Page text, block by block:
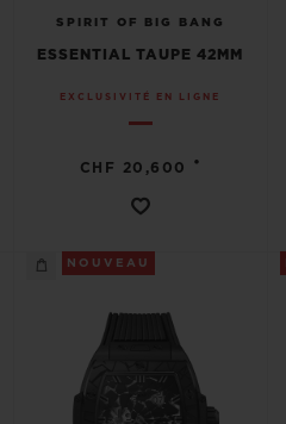
SPIRIT OF BIG BANG
ESSENTIAL TAUPE 42MM
EXCLUSIVITÉ EN LIGNE
CHF 20,600 •
NOUVEAU